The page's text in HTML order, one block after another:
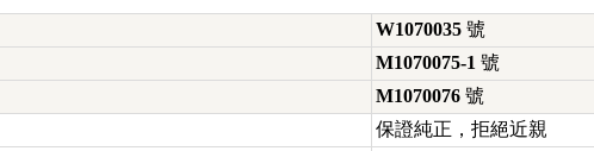
W1070035 號
M1070075-1 號
M1070076 號
保證純正，拒絕近親